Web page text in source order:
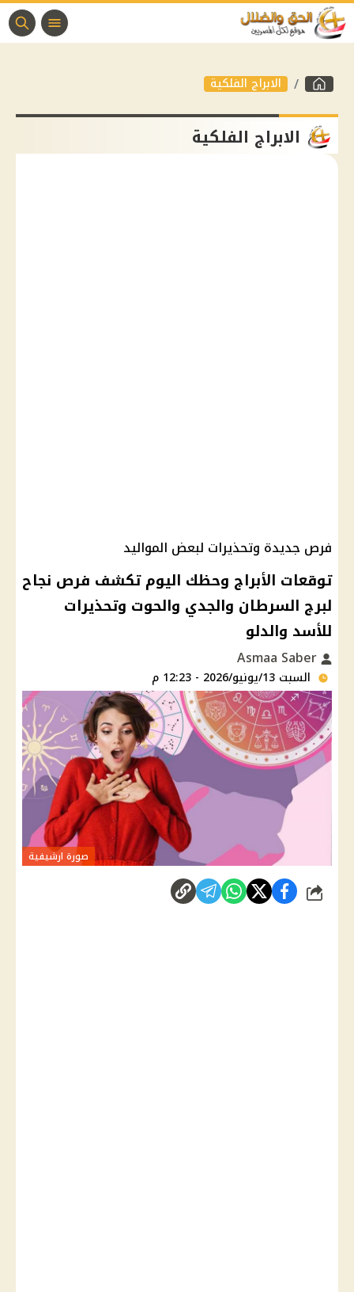
الابراج الفلكية
الابراج الفلكية
فرص جديدة وتحذيرات لبعض المواليد
توقعات الأبراج وحظك اليوم تكشف فرص نجاح
لبرج السرطان والجدي والحوت وتحذيرات
للأسد والدلو
السبت 13/يونيو/2026 - 12:23 م
صورة ارشيفية
شارك